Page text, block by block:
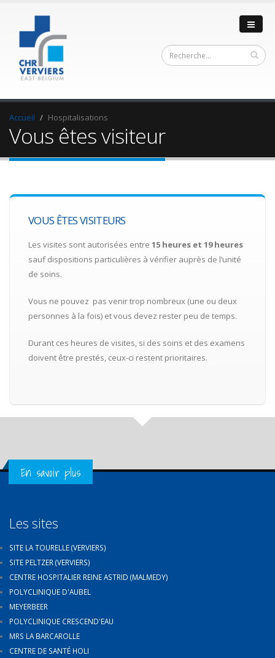
Accueil Hospitalisations
Vous êtes visiteur
VOUS ÊTES VISITEURS
Les visites sont autorisées entre 15 heures et 19 heures
sauf dispositions particulières à vérifier auprès de l’unité
de soins.
Vous ne pouvez pas venir trop nombreux (une ou deux
personnes à la fois) et vous devez rester peu de temps.
Durant ces heures de visites, si des soins et des examens
doivent être prestés, ceux-ci restent prioritaires.
Get in Touch
En savoir plus
Les sites
SITE LA TOURELLE (VERVIERS)
SITE PELTZER (VERVIERS)
CENTRE HOSPITALIER REINE ASTRID (MALMEDY)
POLYCLINIQUE D'AUBEL
MEYERBEER
POLYCLINIQUE CRESCEND'EAU
MRS LA BARCAROLLE
CENTRE DE SANTÉ HOLI